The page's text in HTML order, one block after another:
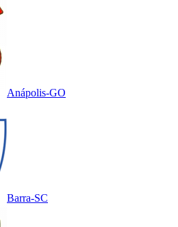
Anápolis-GO
Barra-SC